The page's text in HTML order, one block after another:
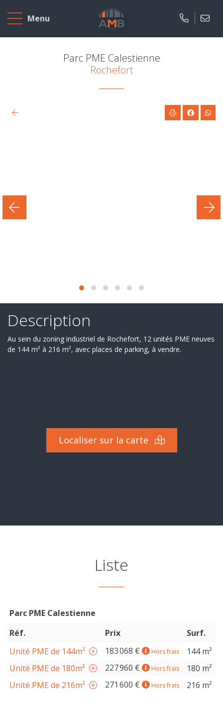
Menu
Accueil
A
vendre
Recrutement
Derniers
deals
Ils
Contact
Evaluation
Parc PME Calestienne
Rochefort
Description
Au sein du zoning industriel de Rochefort, 12 unités PME neuves
de 144 m² à 216 m², avec places de parking, à vendre.
Localiser sur la carte
Liste
Parc PME Calestienne
Réf.
Prix
Surf.
Unité PME de 144m²
183 068 € Hors frais
144 m²
Unité PME de 180m²
227 960 € Hors frais
180 m²
Unité PME de 216m²
271 600 € Hors frais 216 m²